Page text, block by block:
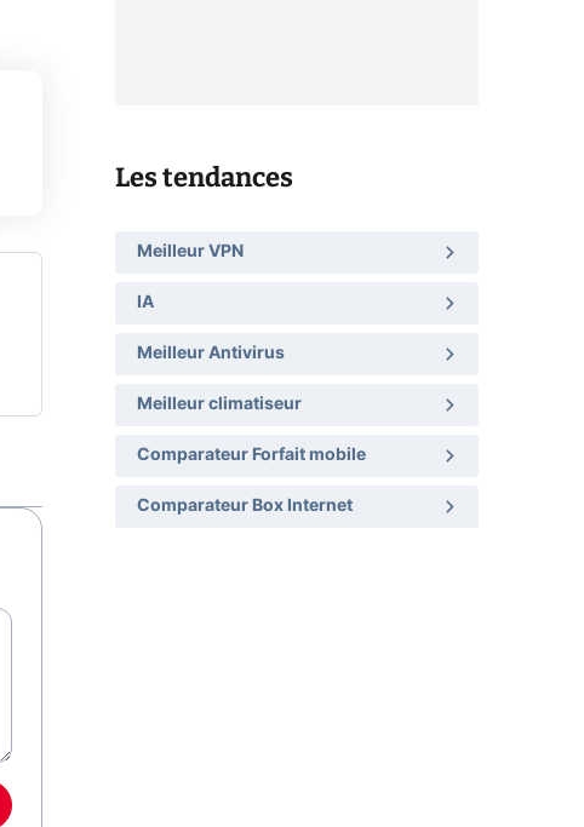
Les tendances
Meilleur VPN
IA
Meilleur Antivirus
Meilleur climatiseur
Comparateur Forfait mobile
Comparateur Box Internet